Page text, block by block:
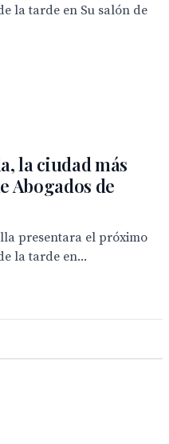
la tarde en Su salón de
la ciudad más
Abogados de
presentara el próximo
la tarde en...